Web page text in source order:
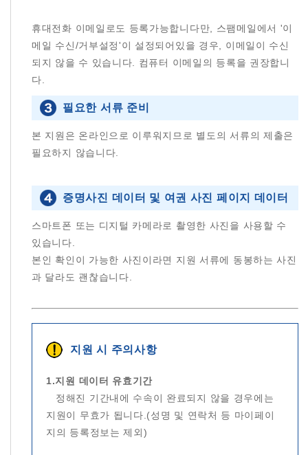
휴대전화 이메일로도 등록가능합니다만, 스팸메일에서 '이
메일 수신/거부설정'이 설정되어있을 경우, 이메일이 수신
되지 않을 수 있습니다. 컴퓨터 이메일의 등록을 권장합니
다.
필요한 서류 준비
본 지원은 온라인으로 이루워지므로 별도의 서류의 제출은
필요하지 않습니다.
증명사진 데이터 및 여권 사진 페이지 데이터
스마트폰 또는 디지털 카메라로 촬영한 사진을 사용할 수
있습니다.
본인 확인이 가능한 사진이라면 지원 서류에 동봉하는 사진
과 달라도 괜찮습니다.
지원 시 주의사항
1.지원 데이터 유효기간
정해진 기간내에 수속이 완료되지 않을 경우에는
지원이 무효가 됩니다.(성명 및 연락처 등 마이페이
지의 등록정보는 제외)